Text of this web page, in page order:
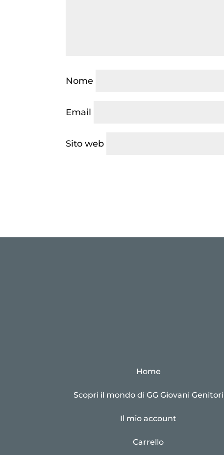
Nome
Email
Sito web
Home
Scopri il mondo di GG Giovani Genitori
Il mio account
Carrello